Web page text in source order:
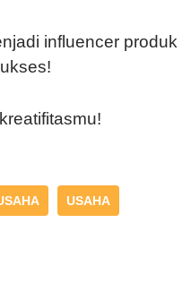
influencer produk
USAHA